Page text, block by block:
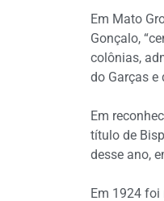
Em Mato
Gonçalo,
colônias,
do Garças e
Em
título de
desse ano,
Em 1924 foi